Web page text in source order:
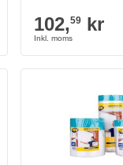
102,59kr